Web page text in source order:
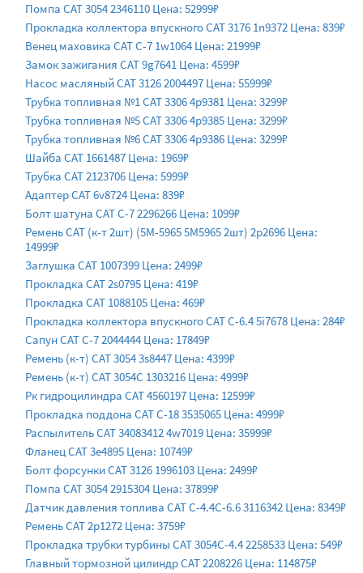
Помпа CAT 3054 2346110 Цена: 52999₽
Прокладка коллектора впускного CAT 3176 1n9372 Цена: 839₽
Венец маховика CAT C-7 1w1064 Цена: 21999₽
Замок зажигания CAT 9g7641 Цена: 4599₽
Насос масляный CAT 3126 2004497 Цена: 55999₽
Трубка топливная №1 CAT 3306 4p9381 Цена: 3299₽
Трубка топливная №5 CAT 3306 4p9385 Цена: 3299₽
Трубка топливная №6 CAT 3306 4p9386 Цена: 3299₽
Шайба CAT 1661487 Цена: 1969₽
Трубка CAT 2123706 Цена: 5999₽
Адаптер CAT 6v8724 Цена: 839₽
Болт шатуна CAT C-7 2296266 Цена: 1099₽
Ремень CAT (к-т 2шт) (5M-5965 5M5965 2шт) 2p2696 Цена:
14999₽
Заглушка CAT 1007399 Цена: 2499₽
Прокладка CAT 2s0795 Цена: 419₽
Прокладка CAT 1088105 Цена: 469₽
Прокладка коллектора впускного CAT C-6.4 5i7678 Цена: 284₽
Сапун CAT C-7 2044444 Цена: 17849₽
Ремень (к-т) CAT 3054 3s8447 Цена: 4399₽
Ремень (к-т) CAT 3054С 1303216 Цена: 4999₽
Рк гидроцилиндра CAT 4560197 Цена: 12599₽
Прокладка поддона CAT C-18 3535065 Цена: 4999₽
Распылитель CAT 34083412 4w7019 Цена: 35999₽
Фланец CAT 3e4895 Цена: 10749₽
Болт форсунки CAT 3126 1996103 Цена: 2499₽
Помпа CAT 3054 2915304 Цена: 37899₽
Датчик давления топлива CAT C-4.4C-6.6 3116342 Цена: 8349₽
Ремень CAT 2p1272 Цена: 3759₽
Прокладка трубки турбины CAT 3054C-4.4 2258533 Цена: 549₽
Главный тормозной цилиндр CAT 2208226 Цена: 114875₽